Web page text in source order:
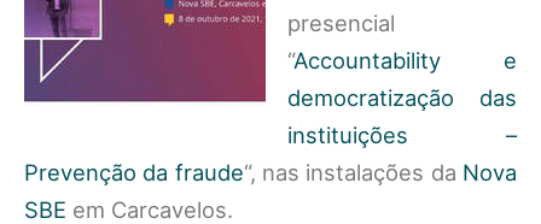
presencial
“Accountability e
democratização das
instituições –
Prevenção da fraude“, nas instalações da Nova
SBE em Carcavelos.